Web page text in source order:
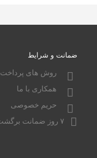
ضمانت و شرایط
روش های پرداخت
همکاری با ما
حریم خصوصی
۷ روز ضمانت برگشت کالا